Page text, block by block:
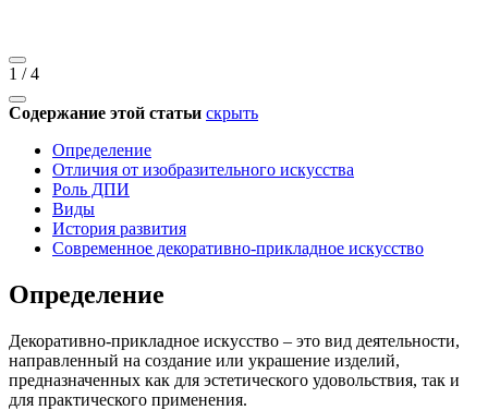
1 /4
Содержание этой статьи скрыть
Определение
Отличия от изобразительного искусства
Роль ДПИ
Виды
История развития
Современное декоративно-прикладное искусство
Определение
Декоративно-прикладное искусство – это вид деятельности,
направленный на создание или украшение изделий,
предназначенных как для эстетического удовольствия, так и
для практического применения.